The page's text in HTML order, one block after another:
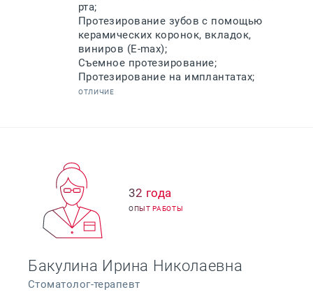
рта;
Протезирование зубов с помощью
керамических коронок, вкладок,
виниров (E-max);
Съемное протезирование;
Протезирование на имплантатах;
ОТЛИЧИЕ
32 года
ОПЫТ РАБОТЫ
Бакулина Ирина Николаевна
Стоматолог-терапевт